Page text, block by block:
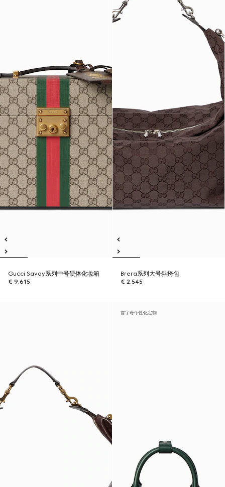
Gucci Savoy系列中号硬体化妆箱
€ 9.615
Brera系列大号斜挎包
€ 2.545
首字母个性化定制